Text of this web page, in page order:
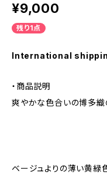
¥9,000
残り1点
International
・商品説明
爽やかな色合いの博多織
ベージュよりの薄い黄緑